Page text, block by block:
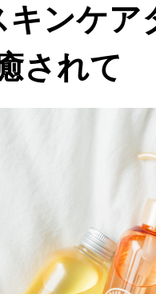
キンケ
されて